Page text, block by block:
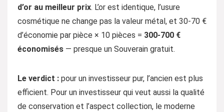
d’or au meilleur prix. L’or est identique, l’usure
cosmétique ne change pas la valeur métal, et 30-70 €
d’économie par pièce × 10 pièces = 300-700 €
économisés — presque un Souverain gratuit.
Le verdict : pour un investisseur pur, l’ancien est plus
efficient. Pour un investisseur qui veut aussi la qualité
de conservation et l’aspect collection, le moderne